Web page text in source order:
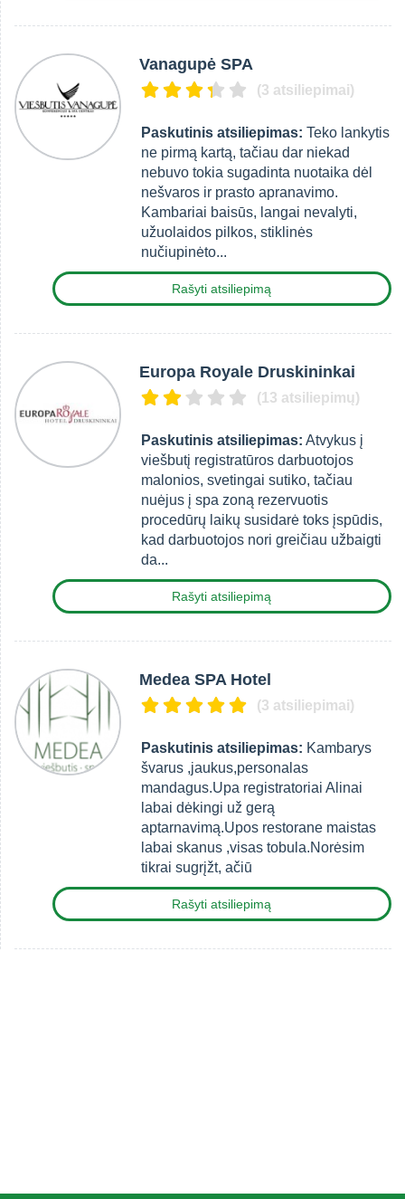
Vanagupė SPA
(3 atsiliepimai)
Paskutinis atsiliepimas: Teko lankytis
ne pirmą kartą, tačiau dar niekad
nebuvo tokia sugadinta nuotaika dėl
nešvaros ir prasto apranavimo.
Kambariai baisūs, langai nevalyti,
užuolaidos pilkos, stiklinės
nučiupinėto...
Rašyti atsiliepimą
Europa Royale Druskininkai
(13 atsiliepimų)
Paskutinis atsiliepimas: Atvykus į
viešbutį registratūros darbuotojos
malonios, svetingai sutiko, tačiau
nuėjus į spa zoną rezervuotis
procedūrų laikų susidarė toks įspūdis,
kad darbuotojos nori greičiau užbaigti
da...
Rašyti atsiliepimą
Medea SPA Hotel
(3 atsiliepimai)
Paskutinis atsiliepimas: Kambarys
švarus ,jaukus,personalas
mandagus.Upa registratoriai Alinai
labai dėkingi už gerą
aptarnavimą.Upos restorane maistas
labai skanus ,visas tobula.Norėsim
tikrai sugrįžt, ačiū
Rašyti atsiliepimą